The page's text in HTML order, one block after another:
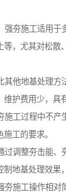
强夯施工适用于
等，尤其对松散
其他地基处理方
护费用少，具
施工过程中不产
工的要求。
过调整夯击能、
制地基处理效果
夯施工操作相对